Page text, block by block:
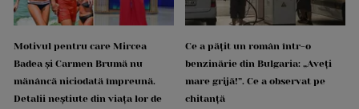
Motivul pentru care Mircea
Badea și Carmen Brumă nu
mănâncă niciodată împreună.
Detalii neștiute din viața lor de
Ce a pățit un român într-o
benzinărie din Bulgaria: „Aveți
mare grijă!”. Ce a observat pe
chitanță